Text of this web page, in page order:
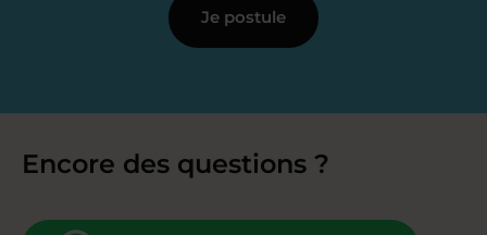
Je postule
Encore des questions ?